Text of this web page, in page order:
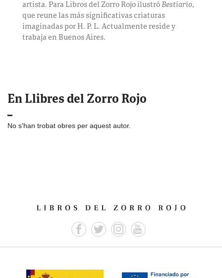
artista. Para Libros del Zorro Rojo ilustróBestiario,
que reune las más significativas criaturas
imaginadas por H. P. L. Actualmente reside y
trabaja en Buenos Aires.
En Llibres del Zorro Rojo
No s'han trobat obres per aquest autor.